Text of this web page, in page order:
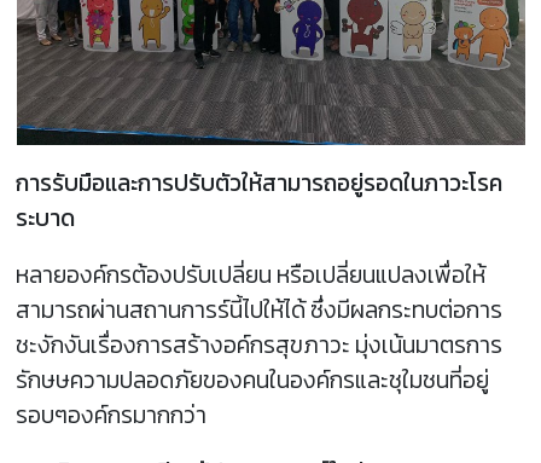
การรับมือและการปรับตัวให้สามารถอยู่รอดในภาวะโรค
ระบาด
หลายองค์กรต้องปรับเปลี่ยน หรือเปลี่ยนแปลงเพื่อให้
สามารถผ่านสถานการร์นี้ไปให้ได้ ซึ่งมีผลกระทบต่อการ
ชะงักงันเรื่องการสร้างอค์กรสุขภาวะ มุ่งเน้นมาตรการ
รักษษความปลอดภัยของคนในองค์กรและชุใมชนที่อยู่
รอบๆองค์กรมากกว่า